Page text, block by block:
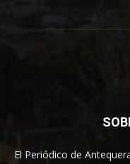
El Periódico de